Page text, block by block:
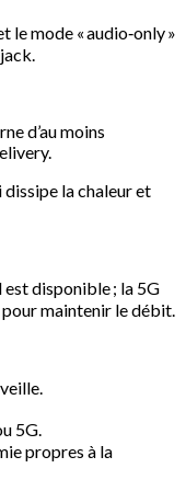
le mode « audio‑only »
d’au moins
la chaleur et
disponible ; la 5G
maintenir le débit.
5G.
propres à la